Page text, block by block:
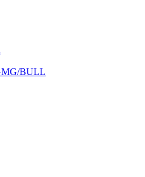
BULL